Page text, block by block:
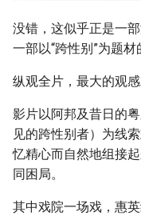
没错，这似乎正是一
一部以“跨性别”为题材
纵观全片，最大的观感
影片以阿邦及昔日的
见的跨性别者）为线
忆精心而自然地组接
同困局。
其中戏院一场戏，惠